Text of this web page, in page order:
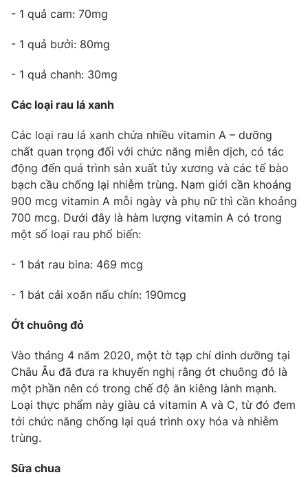
Giải sao mai
Sao
Làm đẹp
Chất lượng cuộc sống
Công nghệ
Hitech Công nghệ tương lai
Sản phẩm
Thị trường
Tư vấn
Giao lưu trực tuyến
Chuyên mục khác
Emagazine Podcast
Photo
VTV Money
VTV Sức khoẻ Bất động sản
Thị trường 24h Tấm lòng Việt
VTV4
- 1 quả cam: 70mg
- 1 quả bưởi: 80mg
- 1 quả chanh: 30mg
Các loại rau lá xanh
Các loại rau lá xanh chứa nhiều vitamin A – dưỡng
chất quan trọng đối với chức năng miễn dịch, có tác
động đến quá trình sản xuất tủy xương và các tế bào
bạch cầu chống lại nhiễm trùng. Nam giới cần khoảng
900 mcg vitamin A mỗi ngày và phụ nữ thì cần khoảng
700 mcg. Dưới đây là hàm lượng vitamin A có trong
một số loại rau phổ biến:
- 1 bát rau bina: 469 mcg
- 1 bát cải xoăn nấu chín: 190mcg
Ớt chuông đỏ
Vào tháng 4 năm 2020, một tờ tạp chí dinh dưỡng tại
Châu Âu đã đưa ra khuyến nghị rằng ớt chuông đỏ là
một phần nên có trong chế độ ăn kiêng lành mạnh.
Loại thực phẩm này giàu cả vitamin A và C, từ đó đem
tới chức năng chống lại quá trình oxy hóa và nhiễm
trùng.
Sữa chua